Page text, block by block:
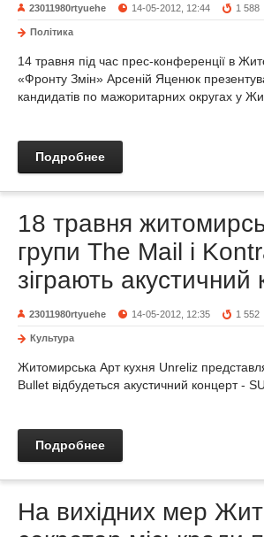
23011980rtyuehe 14-05-2012, 12:44 1 588
Політика
14 травня під час прес-конференції в
«Фронту Змін» Арсеній Яценюк
кандидатів по мажоритарних округах у
Подробнее
18 травня
групи The Mail і
зіграють акустичний
23011980rtyuehe 14-05-2012, 12:35 1 552
Культура
Житомирська Арт кухня Unreliz
Bullet відбудеться акустичний концерт -
Подробнее
На вихідних мер